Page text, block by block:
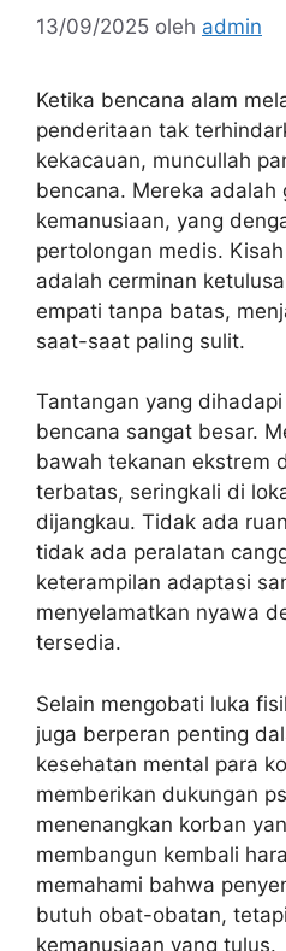
13/09/2025 oleh admin
Ketika bencana alam
penderitaan tak
kekacauan, muncullah
bencana. Mereka adalah
kemanusiaan, yang
pertolongan medis.
adalah cerminan
empati tanpa batas,
saat-saat paling sulit.
Tantangan yang dihadapi
bencana sangat besar.
bawah tekanan ekstrem
terbatas, seringkali di
dijangkau. Tidak ada
tidak ada peralatan
keterampilan adaptasi
menyelamatkan nyawa
tersedia.
Selain mengobati luka
juga berperan penting
kesehatan mental para
memberikan dukungan
menenangkan korban
membangun kembali
memahami bahwa
butuh obat-obatan,
kemanusiaan yang tulus.